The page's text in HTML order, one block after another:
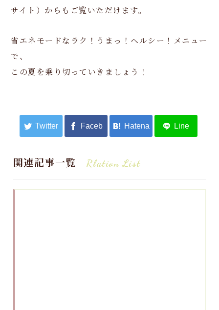
サイト）からもご覧いただけます。
省エネモードなラク！うまっ！ヘルシー！メニュー
で、
この夏を乗り切っていきましょう！
関連記事一覧 Rlation List